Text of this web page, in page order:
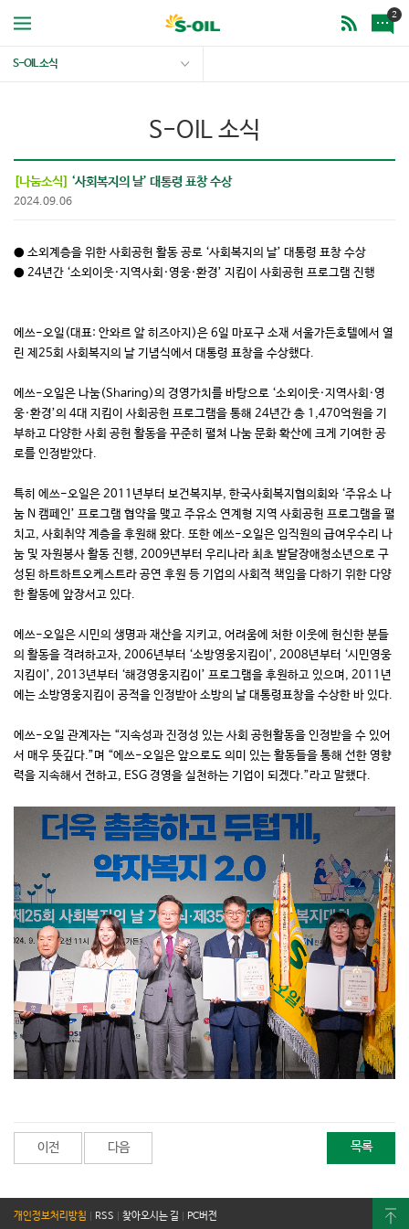
2
S-OIL 소식
S-OIL 소식
[나눔소식] ‘사회복지의 날’ 대통령 표창 수상
2024.09.06
● 소외계층을 위한 사회공헌 활동 공로 ‘사회복지의 날’ 대통령 표창 수상
● 24년간 ‘소외이웃·지역사회·영웅·환경’ 지킴이 사회공헌 프로그램 진행
에쓰-오일(대표: 안와르 알 히즈아지)은 6일 마포구 소재 서울가든호텔에서 열
린 제25회 사회복지의 날 기념식에서 대통령 표창을 수상했다.
에쓰-오일은 나눔(Sharing)의 경영가치를 바탕으로 ‘소외이웃·지역사회·영
웅·환경’의 4대 지킴이 사회공헌 프로그램을 통해 24년간 총 1,470억원을 기
부하고 다양한 사회 공헌 활동을 꾸준히 펼쳐 나눔 문화 확산에 크게 기여한 공
로를 인정받았다.
특히 에쓰-오일은 2011년부터 보건복지부, 한국사회복지협의회와 ‘주유소 나
눔 N 캠페인’ 프로그램 협약을 맺고 주유소 연계형 지역 사회공헌 프로그램을 펼
치고, 사회취약 계층을 후원해 왔다. 또한 에쓰-오일은 임직원의 급여우수리 나
눔 및 자원봉사 활동 진행, 2009년부터 우리나라 최초 발달장애청소년으로 구
성된 하트하트오케스트라 공연 후원 등 기업의 사회적 책임을 다하기 위한 다양
한 활동에 앞장서고 있다.
에쓰-오일은 시민의 생명과 재산을 지키고, 어려움에 처한 이웃에 헌신한 분들
의 활동을 격려하고자, 2006년부터 ‘소방영웅지킴이’, 2008년부터 ‘시민영웅
지킴이’, 2013년부터 ‘해경영웅지킴이’ 프로그램을 후원하고 있으며, 2011년
에는 소방영웅지킴이 공적을 인정받아 소방의 날 대통령표창을 수상한 바 있다.
에쓰-오일 관계자는 “지속성과 진정성 있는 사회 공헌활동을 인정받을 수 있어
서 매우 뜻깊다.”며 “에쓰-오일은 앞으로도 의미 있는 활동들을 통해 선한 영향
력을 지속해서 전하고, ESG 경영을 실천하는 기업이 되겠다.”라고 말했다.
이전 다음 목록
개인정보처리방침 RSS 찾아오시는 길 PC버전